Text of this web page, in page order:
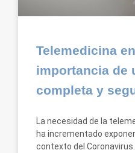
Telemedicina
importancia de
completa y
La necesidad de la
ha incrementado
contexto del